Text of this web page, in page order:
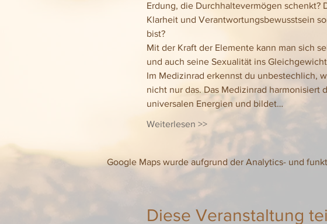
Erdung, die Durchhaltevermögen schenkt?
Klarheit und Verantwortungsbewusstsein
bist?
Mit der Kraft der Elemente kann man sich
und auch seine Sexualität ins
Im Medizinrad erkennst du unbestechlich,
nicht nur das. Das Medizinrad harmonisiert
universalen Energien und bildet…
Weiterlesen >>
Google Maps wurde aufgrund der Analytics- und
Diese Veranstaltung